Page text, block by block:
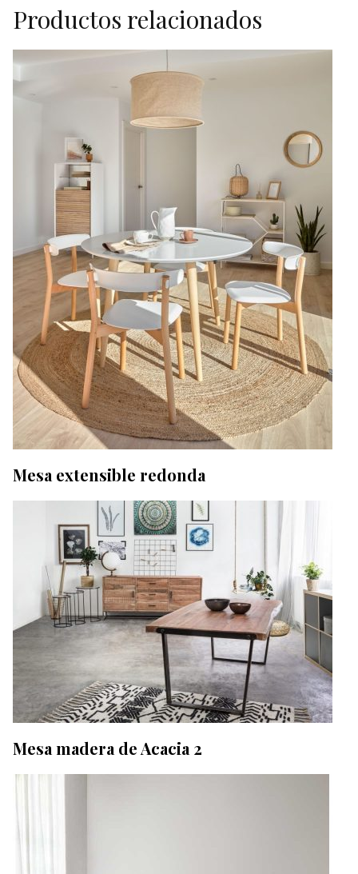
Productos relacionados
Mesa extensible redonda
Mesa madera de Acacia 2